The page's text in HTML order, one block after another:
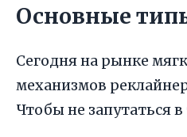
Основные
Сегодня на рынке
механизмов
Чтобы не запутаться